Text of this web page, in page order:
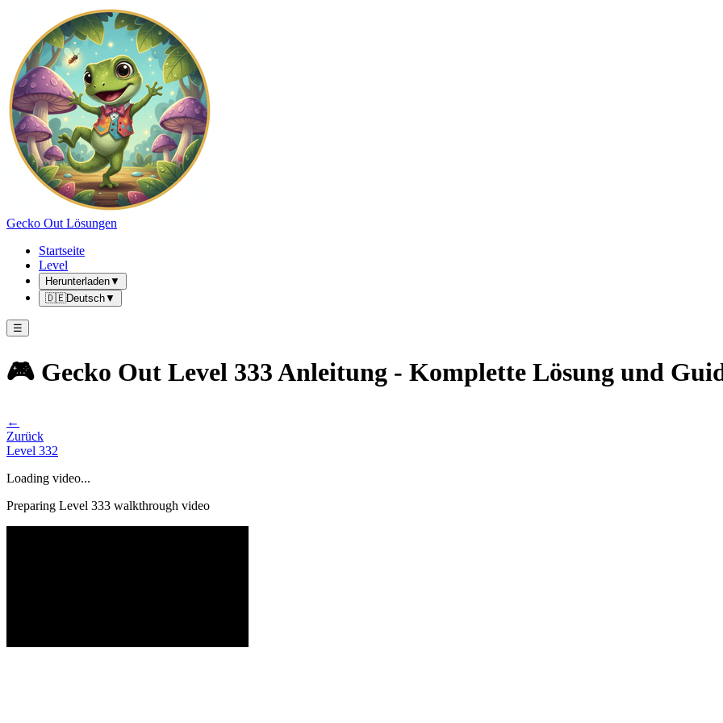
Gecko Out Lösungen
Startseite
Level
Herunterladen▼
🇩🇪Deutsch▼
☰
🎮 Gecko Out Level 333 Anleitung - Komplette Lösung und
←
Zurück
Level 332
Loading video...
Preparing Level 333 walkthrough video